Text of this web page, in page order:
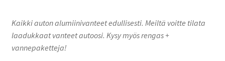
Kaikki auton alumiinivanteet edullisesti. Meiltä voitte tilata
laadukkaat vanteet autoosi. Kysy myös rengas +
vannepaketteja!